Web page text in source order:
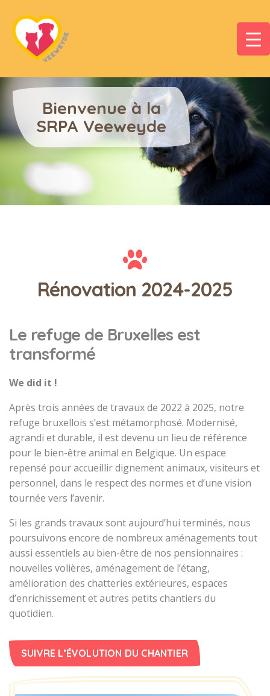
Bienvenue à la
SRPA Veeweyde
Rénovation 2024-2025
Le refuge de Bruxelles est
transformé
We did it !
Après trois années de travaux de 2022 à 2025, notre
refuge bruxellois s’est métamorphosé. Modernisé,
agrandi et durable, il est devenu un lieu de référence
pour le bien-être animal en Belgique. Un espace
repensé pour accueillir dignement animaux, visiteurs et
personnel, dans le respect des normes et d’une vision
tournée vers l’avenir.
Si les grands travaux sont aujourd’hui terminés, nous
poursuivons encore de nombreux aménagements tout
aussi essentiels au bien-être de nos pensionnaires :
nouvelles volières, aménagement de l’étang,
amélioration des chatteries extérieures, espaces
d’enrichissement et autres petits chantiers du
quotidien.
SUIVRE L’ÉVOLUTION DU CHANTIER